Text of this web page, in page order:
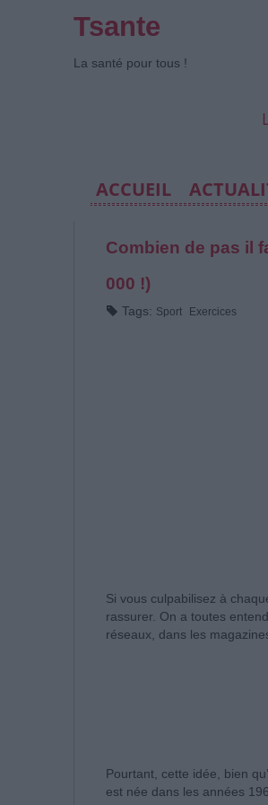
Tsante
La santé pour tous !
ACCUEIL
Combien de pas il
000 !)
Tags: Sport Exercices
Si vous culpabilisez à
rassurer. On a toutes
réseaux, dans les
Pourtant, cette idée, bien
est née dans les années